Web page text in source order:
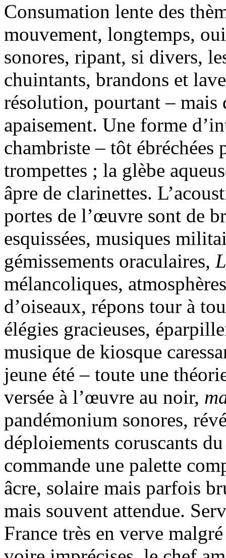
Consumation lente des
mouvement, longtemps,
sonores, ripant, si divers,
chuintants, brandons et
résolution, pourtant – mais
apaisement. Une forme
chambriste – tôt ébréchées
trompettes ; la glèbe
âpre de clarinettes.
portes de l’œuvre sont de
esquissées, musiques
gémissements oraculaires,
mélancoliques,
d’oiseaux, répons tour à
élégies gracieuses,
musique de kiosque
jeune été – toute une
versée à l’œuvre au noir,
pandémonium sonores,
déploiements coruscants
commande une palette
âcre, solaire mais parfois
mais souvent attendue.
France très en verve